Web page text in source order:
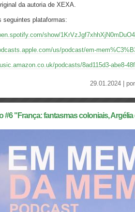
da autoria de XEXA.
seguintes plataformas:
show/
us/podcast/em-
podcasts/8ad115d3-abe8-
29.01.2024 | por
#6 "França: fantasmas coloniais,